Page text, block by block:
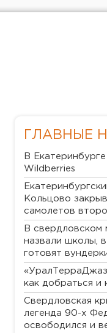
ГЛАВНЫЕ
В
Wildberries
Кольцово
самолетов
В свердловском
назвали школы,
готовят
как добраться и
Свердловская
легенда 90-х
освободился и